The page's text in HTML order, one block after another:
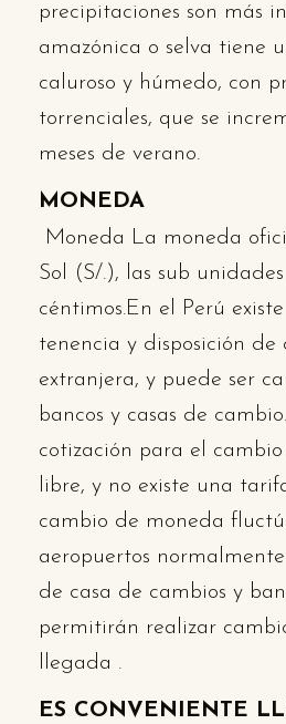
precipitaciones son más
amazónica o selva tiene
caluroso y húmedo, con
torrenciales, que se
meses de verano.
MONEDA
Moneda La moneda
Sol (S/.), las sub unidades
céntimos.En el Perú
tenencia y disposición de
extranjera, y puede ser
bancos y casas de
cotización para el
libre, y no existe una
cambio de moneda
aeropuertos
de casa de cambios y
permitirán realizar
llegada .
ES CONVENIENTE